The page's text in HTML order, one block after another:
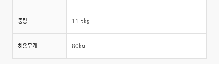
중량 11.5kg
허용무게 80kg